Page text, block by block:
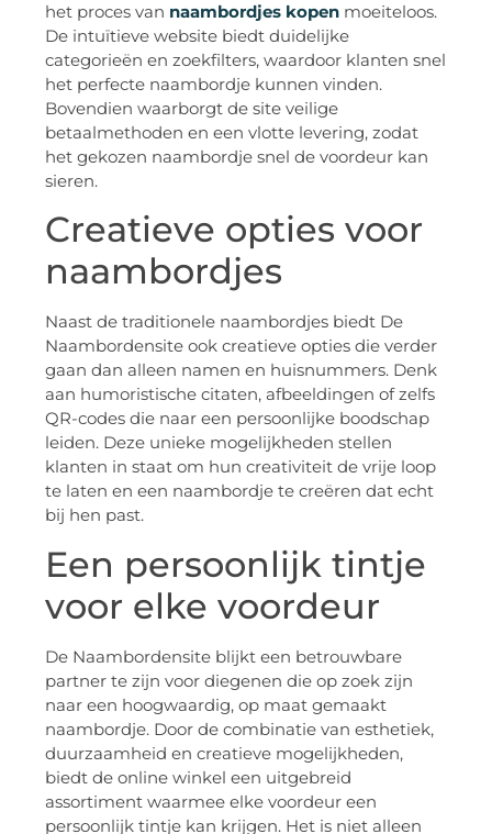
het proces van naambordjes kopen moeiteloos.
De intuïtieve website biedt duidelijke
categorieën en zoekfilters, waardoor klanten snel
het perfecte naambordje kunnen vinden.
Bovendien waarborgt de site veilige
betaalmethoden en een vlotte levering, zodat
het gekozen naambordje snel de voordeur kan
sieren.
Creatieve opties voor
naambordjes
Naast de traditionele naambordjes biedt De
Naambordensite ook creatieve opties die verder
gaan dan alleen namen en huisnummers. Denk
aan humoristische citaten, afbeeldingen of zelfs
QR-codes die naar een persoonlijke boodschap
leiden. Deze unieke mogelijkheden stellen
klanten in staat om hun creativiteit de vrije loop
te laten en een naambordje te creëren dat echt
bij hen past.
Een persoonlijk tintje
voor elke voordeur
De Naambordensite blijkt een betrouwbare
partner te zijn voor diegenen die op zoek zijn
naar een hoogwaardig, op maat gemaakt
naambordje. Door de combinatie van esthetiek,
duurzaamheid en creatieve mogelijkheden,
biedt de online winkel een uitgebreid
assortiment waarmee elke voordeur een
persoonlijk tintje kan krijgen. Het is niet alleen